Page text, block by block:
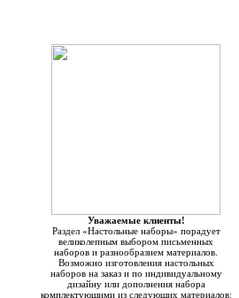
Уважаемые клиенты!
Раздел «Настольные наборы» порадует
великолепным выбором письменных
наборов и разнообразием материалов.
Возможно изготовления настольных
наборов на заказ и по индивидуальному
дизайну или дополнения набора
комплектующими из следующих материалов: